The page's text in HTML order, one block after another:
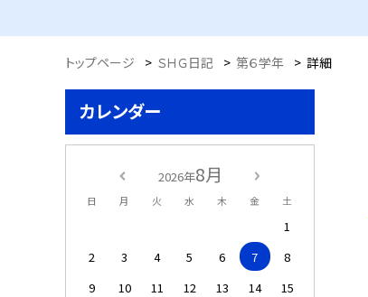
トップページ > ＳＨＧ日記 > 第６学年 > 詳細
カレンダー
2026年8月
日 月 火 水 木 金 土
1
2
3 4 5 6 7
8
9
10 11 12 13 14
15